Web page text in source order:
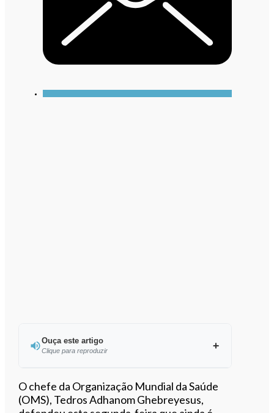
Ouça este artigo
Clique para reproduzir
Ouvir este artigo
O chefe da Organização Mundial da Saúde
(OMS), Tedros Adhanom Ghebreyesus,